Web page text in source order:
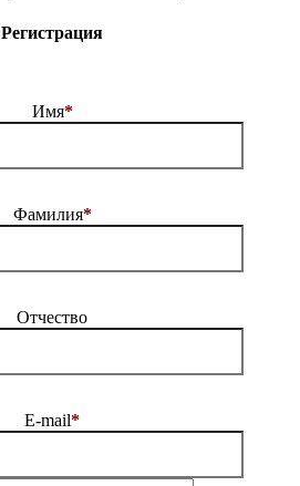
Регистрация
Имя*
Фамилия*
Отчество
E-mail*